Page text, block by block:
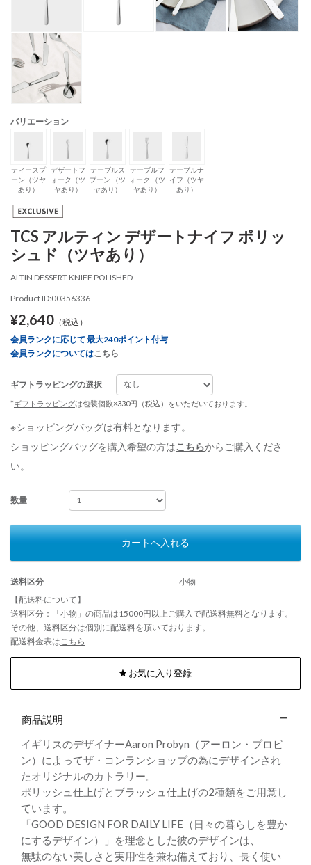
バリエーション
ティースプ
ーン（ツヤ
あり）
デザートフ
ォーク（ツ
ヤあり）
テーブルス
プーン （ツ
ヤあり）
テーブルフ
ォーク （ツ
ヤあり）
テーブルナ
イフ（ツヤ
あり）
TCS アルティン デザートナイフ ポリッ
シュド（ツヤあり）
ALTIN DESSERT KNIFE POLISHED
Product ID:00356336
¥2,640 （税込）
会員ランクに応じて 最大240ポイント付与
会員ランクについてはこちら
ギフトラッピングの選択
*ギフトラッピングは包装個数×330円（税込）をいただいております。
※ショッピングバッグは有料となります。
ショッピングバッグを購入希望の方はこちらからご購入くださ
い。
数量
カートへ入れる
送料区分
小物
【配送料について】
送料区分：「小物」の商品は15000円以上ご購入で配送料無料となります。
その他、送料区分は個別に配送料を頂いております。
配送料金表は こちら
お気に入り登録
商品説明
イギリスのデザイナーAaron Probyn（アーロン・プロビ
ン）によってザ・コンランショップの為にデザインされ
たオリジナルのカトラリー。
ポリッシュ仕上げとブラッシュ仕上げの2種類をご用意し
ています。
「GOOD DESIGN FOR DAILY LIFE（日々の暮らしを豊か
にするデザイン）」を理念とした彼のデザインは、
無駄のない美しさと実用性を兼ね備えており、長く使い